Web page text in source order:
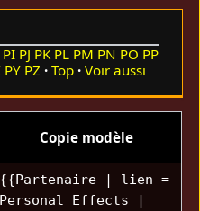
PI PJ PK PL PM PN PO PP
PY PZ Top Voir aussi
Copie modèle
{{Partenaire | lien =
Personal Effects |